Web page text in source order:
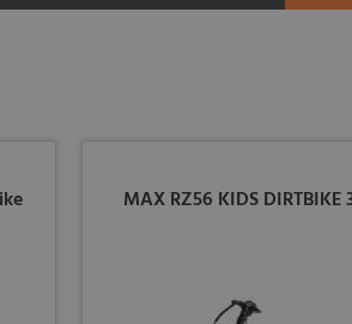
MAX RZ56 KIDS DIRTBIKE